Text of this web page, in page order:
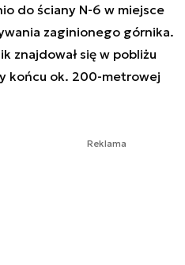
do ściany N-6 w miejsce
zaginionego górnika.
znajdował się w pobliżu
końcu ok. 200-metrowej
Reklama